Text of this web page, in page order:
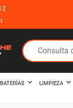
BATERÍAS LIMPIEZA